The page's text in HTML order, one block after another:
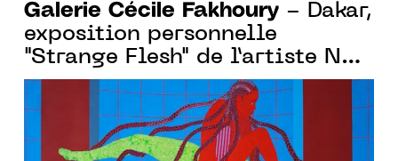
Galerie Cécile Fakhoury - Dakar,
exposition personnelle
"Strange Flesh" de l’artiste Na
Chainkua Reindorf du 15 mai
au 24 août 2024